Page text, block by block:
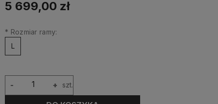
5 699,00 zł
* Rozmiar ramy:
L
+
- szt.